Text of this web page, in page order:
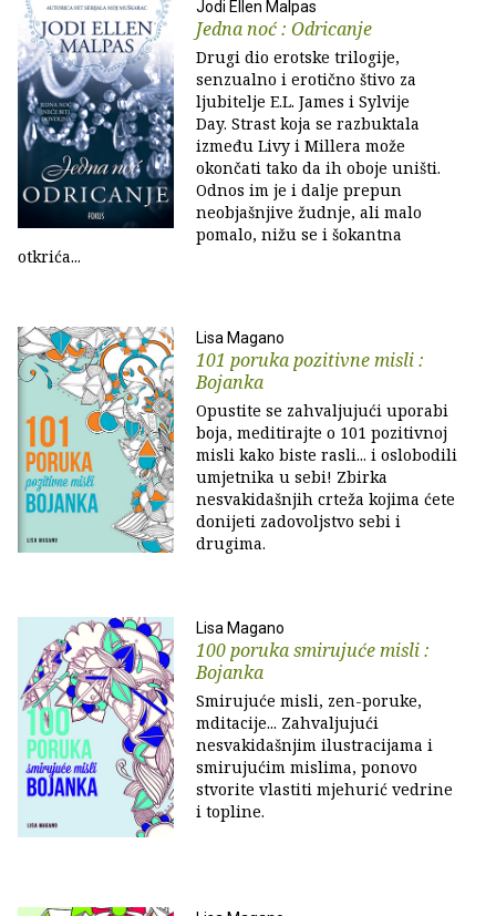
Jodi Ellen Malpas
Jedna noć : Odricanje
Drugi dio erotske trilogije,
senzualno i erotično štivo za
ljubitelje E.L. James i Sylvije
Day. Strast koja se razbuktala
između Livy i Millera može
okončati tako da ih oboje uništi.
Odnos im je i dalje prepun
neobjašnjive žudnje, ali malo
pomalo, nižu se i šokantna
otkrića...
Lisa Magano
101 poruka pozitivne misli :
Bojanka
Opustite se zahvaljujući uporabi
boja, meditirajte o 101 pozitivnoj
misli kako biste rasli... i oslobodili
umjetnika u sebi! Zbirka
nesvakidašnjih crteža kojima ćete
donijeti zadovoljstvo sebi i
drugima.
Lisa Magano
100 poruka smirujuće misli :
Bojanka
Smirujuće misli, zen-poruke,
mditacije... Zahvaljujući
nesvakidašnjim ilustracijama i
smirujućim mislima, ponovo
stvorite vlastiti mjehurić vedrine
i topline.